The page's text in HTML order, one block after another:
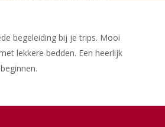
begeleiding bij je trips. Mooi
lekkere bedden. Een heerlijk